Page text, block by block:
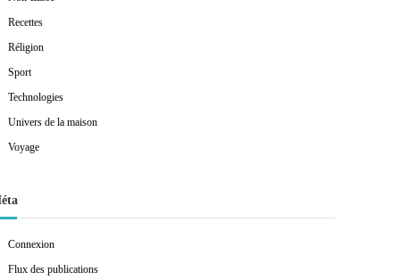
Recettes
Réligion
Sport
Technologies
Univers de la maison
Voyage
Connexion
Flux des publications